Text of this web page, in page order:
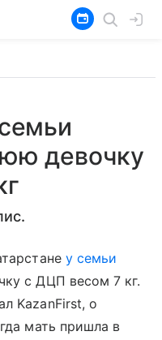
девочку
у семьи
с ДЦП весом 7 кг.
KazanFirst, о
мать пришла в